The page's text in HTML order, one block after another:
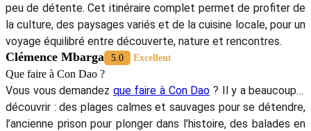
peu de détente. Cet itinéraire complet permet de profiter de
la culture, des paysages variés et de la cuisine locale, pour un
voyage équilibré entre découverte, nature et rencontres.
Clémence Mbarga 5.0 Excellent
Que faire à Con Dao ?
Vous vous demandez que faire à Con Dao ? Il y a beaucoup à
découvrir : des plages calmes et sauvages pour se détendre,
l’ancienne prison pour plonger dans l’histoire, des balades en